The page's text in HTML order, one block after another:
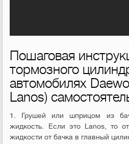
Пошаговая
тормозного
автомобилях
Lanos)
1. Грушей или шприцом из
жидкость. Если это Lanos, то
жидкости от бачка в главный